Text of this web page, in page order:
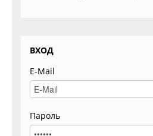
ВХОД
E-Mail
Пароль